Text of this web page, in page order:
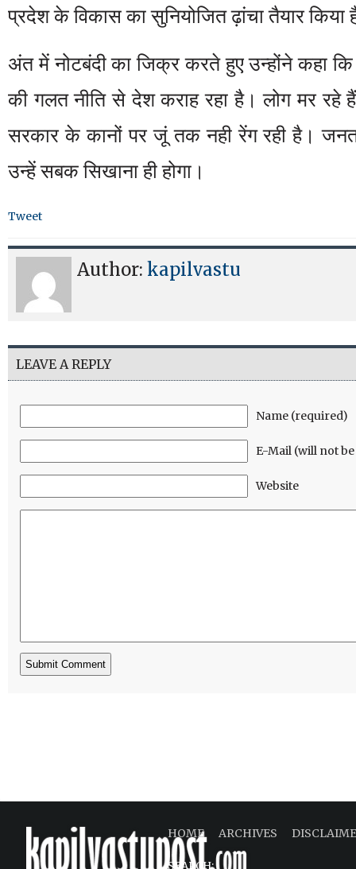
प्रदेश के विकास का सुनियोजित ढ़ांचा तैयार किया
अंत में नोटबंदी का जिक्र करते हुए उन्होंने कहा कि
की गलत नीति से देश कराह रहा है। लोग मर रहे
सरकार के कानों पर जूं तक नही रेंग रही है।
उन्हें सबक सिखाना ही होगा।
Tweet
Author: kapilvastu
LEAVE A REPLY
Name (required)
E-Mail (will not
Website
HOME ARCHIVES